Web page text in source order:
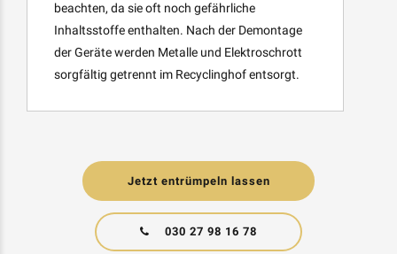
beachten, da sie oft noch gefährliche
Inhaltsstoffe enthalten. Nach der Demontage
der Geräte werden Metalle und Elektroschrott
sorgfältig getrennt im Recyclinghof entsorgt.
Jetzt entrümpeln lassen
030 27 98 16 78